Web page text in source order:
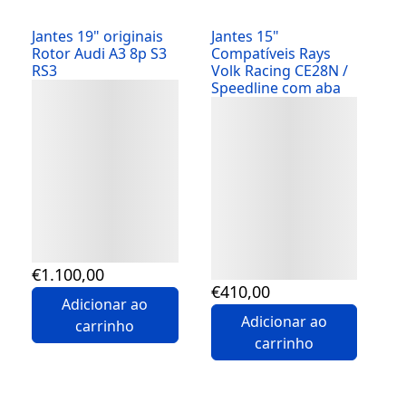
Jantes 19" originais
Rotor Audi A3 8p S3
RS3
€1.100,00
Adicionar ao
carrinho
Jantes 15"
Compatíveis Rays
Volk Racing CE28N /
Speedline com aba
€410,00
Adicionar ao
carrinho